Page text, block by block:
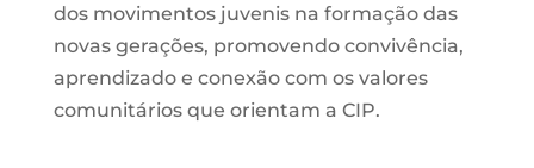
dos movimentos juvenis na formação das
novas gerações, promovendo convivência,
aprendizado e conexão com os valores
comunitários que orientam a CIP.